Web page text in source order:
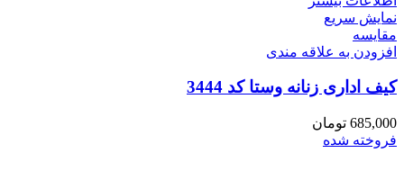
نمایش سریع
مقايسه
افزودن به علاقه مندی
کیف اداری زنانه وستا کد 3444
685,000 تومان
فروخته شده